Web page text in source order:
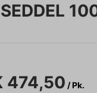
474,50 / Pk.